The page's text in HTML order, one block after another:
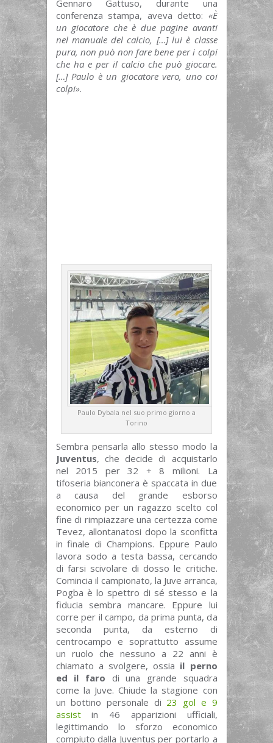
Gennaro Gattuso, durante una
conferenza stampa, aveva detto: «È
un giocatore che è due pagine avanti
nel manuale del calcio, […] lui è classe
pura, non può non fare bene per i colpi
che ha e per il calcio che può giocare.
[…] Paulo è un giocatore vero, uno coi
colpi».
Paulo Dybala nel suo primo giorno a
Torino
Sembra pensarla allo stesso modo la
Juventus, che decide di acquistarlo
nel 2015 per 32 + 8 milioni. La
tifoseria bianconera è spaccata in due
a causa del grande esborso
economico per un ragazzo scelto col
fine di rimpiazzare una certezza come
Tevez, allontanatosi dopo la sconfitta
in finale di Champions. Eppure Paulo
lavora sodo a testa bassa, cercando
di farsi scivolare di dosso le critiche.
Comincia il campionato, la Juve arranca,
Pogba è lo spettro di sé stesso e la
fiducia sembra mancare. Eppure lui
corre per il campo, da prima punta, da
seconda punta, da esterno di
centrocampo e soprattutto assume
un ruolo che nessuno a 22 anni è
chiamato a svolgere, ossia il perno
ed il faro di una grande squadra
come la Juve. Chiude la stagione con
un bottino personale di 23 gol e 9
assistin 46 apparizioni ufficiali,
legittimando lo sforzo economico
compiuto dalla Juventus per portarlo a